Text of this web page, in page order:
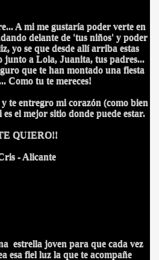
A mi me gustaría poder verte en
delante de 'tus niños' y poder
yo se que desde allí arriba estas
junto a Lola, Juanita, tus padres...
que te han montado una fiesta
Como tu te mereces!
te entregro mi corazón (como bien
el mejor sitio donde puede estar.
QUIERO!!
- Alicante
estrella joven para que cada vez
esa fiel luz la que te acompañe